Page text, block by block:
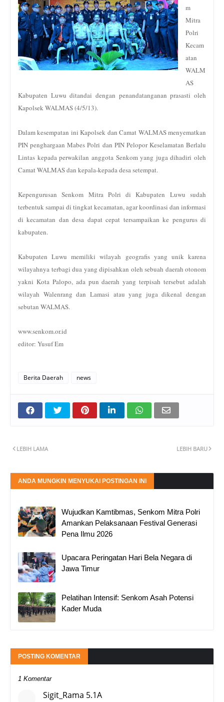
m
Mitra
Polri
Kecam
atan
WALM
AS
Kabupaten Luwu ditandai dengan penandatanganan prasasti oleh
Kapolsek WALMAS (4/5/13).
Dalam kesempatan ini Kapolsek dan Camat WALMAS menyematkan
PIN penghargaan Mabes Polri dan PIN Pelopor Keselamatan Berlalu
Lintas kepada perwakilan anggota Senkom yang juga dihadiri oleh
Camat WALMAS dan kepala-kepada desa setempat.
Kepengurusan Senkom Mitra Polri di Kabupaten Luwu sudah
terbentuk sampai di tingkat kecamatan, agar koordinasi dan informasi
di kecamatan dan desa dapat cepat tersampaikan ke pengurus di
kabupaten.
Kabupaten Luwu memiliki wilayah geografis yang unik karena
wilayahnya terbagi dua yang dipisahkan oleh sebuah daerah otonom
yakni Kota Palopo, ada pun daerah yang terpisah tersebut adalah
wilayah Walenrang dan Lamasi atau yang juga dikenal dengan
sebutan WALMAS.
www.senkom.or.id
editor: Yusuf Em
Berita Daerah news
LEBIH BARU
LEBIH LAMA
ANDA MUNGKIN MENYUKAI POSTINGAN INI
Wujudkan Kamtibmas, Senkom Mitra Polri
Amankan Pelaksanaan Festival Generasi
Pena Ilmu 2026
Upacara Peringatan Hari Bela Negara di
Jawa Timur
Pelatihan Intensif: Senkom Asah Potensi
Kader Muda
POSTING KOMENTAR
1 Komentar
Sigit_Rama 5.1A